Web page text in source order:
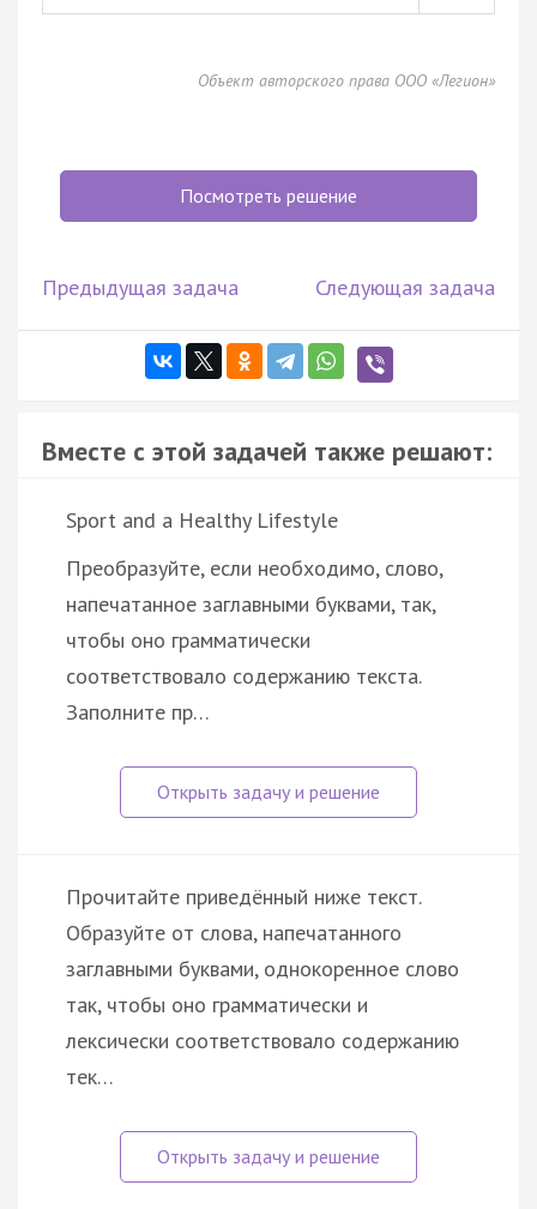
Объект авторского права ООО «Легион»
Посмотреть решение
Предыдущая задача Следующая задача
Вместе с этой задачей также решают:
Sport and a Healthy Lifestyle
Преобразуйте, если необходимо, слово,
напечатанное заглавными буквами, так,
чтобы оно грамматически
соответствовало содержанию текста.
Заполните пр…
Прочитайте приведённый ниже текст.
Образуйте от слова, напечатанного
заглавными буквами, однокоренное слово
так, чтобы оно грамматически и
лексически соответствовало содержанию
тек…